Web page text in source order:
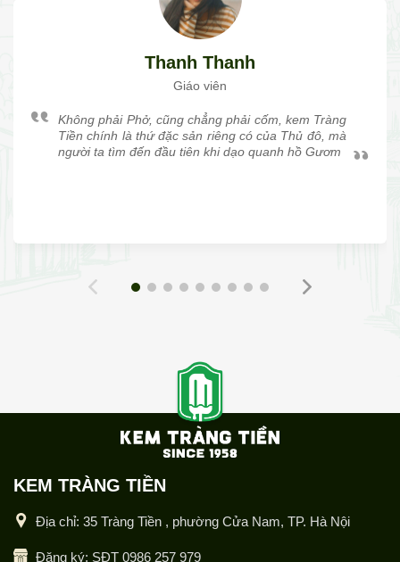
Thanh Thanh
Giáo viên
Không phải Phở, cũng chẳng phải cốm, kem Tràng
Tiền chính là thứ đặc sản riêng có của Thủ đô, mà
người ta tìm đến đầu tiên khi dạo quanh hồ Gươm
KEM TRÀNG TIỀN
Địa chỉ: 35 Tràng Tiền , phường Cửa Nam, TP. Hà Nội
Đăng ký: SĐT 0986 257 979